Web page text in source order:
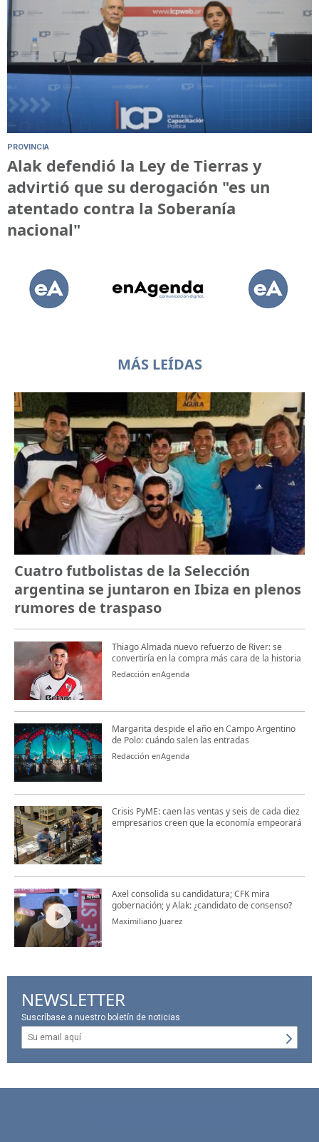
PROVINCIA
Alak defendió la Ley de Tierras y
advirtió que su derogación "es un
atentado contra la Soberanía
nacional"
MÁS LEÍDAS
Cuatro futbolistas de la Selección
argentina se juntaron en Ibiza en plenos
rumores de traspaso
Thiago Almada nuevo refuerzo de River: se
convertiría en la compra más cara de la historia
Redacción enAgenda
Margarita despide el año en Campo Argentino
de Polo: cuándo salen las entradas
Redacción enAgenda
Crisis PyME: caen las ventas y seis de cada diez
empresarios creen que la economía empeorará
Axel consolida su candidatura; CFK mira
gobernación; y Alak: ¿candidato de consenso?
Maximiliano Juarez
NEWSLETTER
Suscríbase a nuestro boletín de noticias